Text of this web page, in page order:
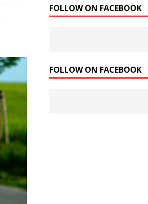
UMWELT
FOLLOW ON FACEBOOK
FOLLOW ON FACEBOOK